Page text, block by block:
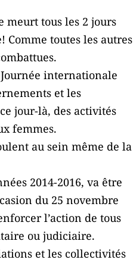
meurt tous les 2 jours
Comme toutes les autres
internationale
et les
jour-là, des activités
femmes.
au sein même de la
2014-2016, va être
du 25 novembre
l’action de tous
ou judiciaire.
et les collectivités